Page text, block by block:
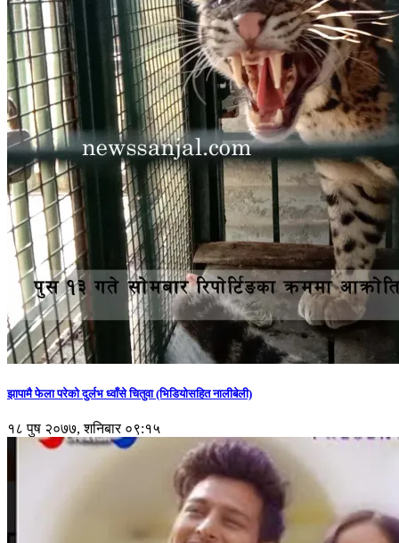
झापामै फेला परेको दुर्लभ ध्वाँसे चितुवा (भिडियोसहित नालीबेली)
१८ पुष २०७७, शनिबार ०९:१५